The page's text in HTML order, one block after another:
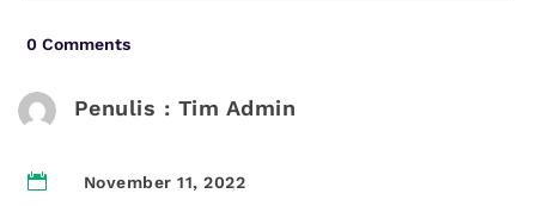
0 Comments
Penulis : Tim Admin
 November 11, 2022